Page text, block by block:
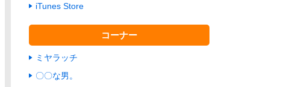
iTunes Store
コーナー
ミヤラッチ
〇〇な男。